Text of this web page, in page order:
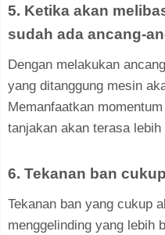
5. Ketika akan
sudah ada ancang-
Dengan melakukan
yang ditanggung mesin
Memanfaatkan
tanjakan akan terasa lebih
6. Tekanan ban
Tekanan ban yang cukup
menggelinding yang lebih